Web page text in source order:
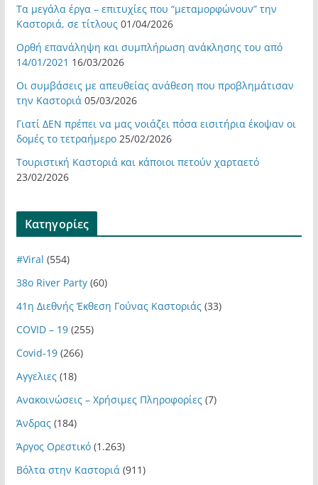
Τα μεγάλα έργα – επιτυχίες που “μεταμορφώνουν” την
Καστοριά, σε τίτλους 01/04/2026
Ορθή επανάληψη και συμπλήρωση ανάκλησης του από
14/01/2021 16/03/2026
Οι συμβάσεις με απευθείας ανάθεση που προβλημάτισαν
την Καστοριά 05/03/2026
Γιατί ΔΕΝ πρέπει να μας νοιάζει πόσα εισιτήρια έκοψαν οι
δομές το τετραήμερο 25/02/2026
Τουριστική Καστοριά και κάποιοι πετούν χαρταετό
23/02/2026
Kατηγορίες
#Viral (554)
38ο River Party(60)
41η Διεθνής Έκθεση Γούνας Καστοριάς(33)
COVID – 19(255)
Covid-19(266)
Αγγελιες(18)
Ανακοινώσεις – Χρήσιμες Πληροφορίες(7)
Άνδρας(184)
Άργος Ορεστικό(1.263)
Βόλτα στην Καστοριά (911)